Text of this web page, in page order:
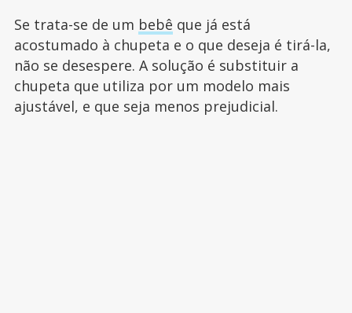
Se trata-se de um bebê que já está
acostumado à chupeta e o que deseja é tirá-la,
não se desespere. A solução é substituir a
chupeta que utiliza por um modelo mais
ajustável, e que seja menos prejudicial.